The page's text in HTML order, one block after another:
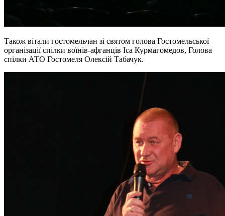
Також вітали гостомельчан зі святом голова Гостомельської
організації спілки воїнів-афганців Іса Курмагомедов, Голова
спілки АТО Гостомеля Олексій Табачук.